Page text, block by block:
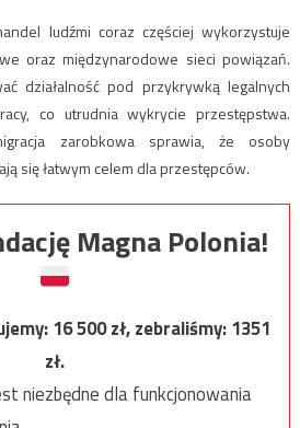
ludźmi coraz częściej wykorzystuje
oraz międzynarodowe sieci powiązań.
działalność pod przykrywką legalnych
co utrudnia wykrycie przestępstwa.
zarobkowa sprawia, że osoby
się łatwym celem dla przestępców.
Magna Polonia!
16 500zł, zebraliśmy:1351
zł.
niezbędne dla funkcjonowania